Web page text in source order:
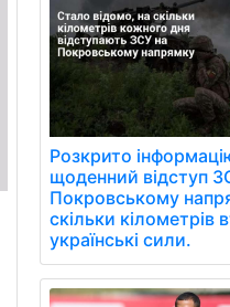
Розкрито
щоденний відступ
Покровському
скільки кілометрів
українські сили.